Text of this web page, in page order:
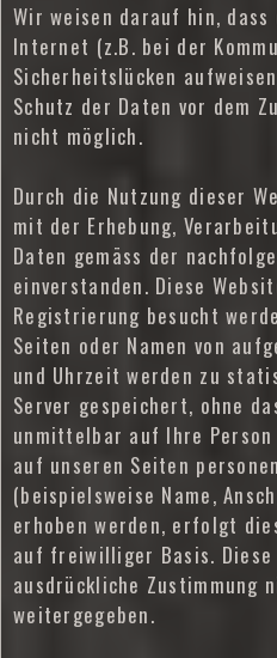
Wir weisen darauf hin,
Internet (z.B. bei der
Sicherheitslücken
Schutz der Daten vor dem
nicht möglich.
Durch die Nutzung dieser
mit der Erhebung,
Daten gemäss der
einverstanden. Diese
Registrierung besucht
Seiten oder Namen von
und Uhrzeit werden zu
Server gespeichert, ohne
unmittelbar auf Ihre Person
auf unseren Seiten
(beispielsweise Name,
erhoben werden, erfolgt
auf freiwilliger Basis. Diese
ausdrückliche Zustimmung
weitergegeben.